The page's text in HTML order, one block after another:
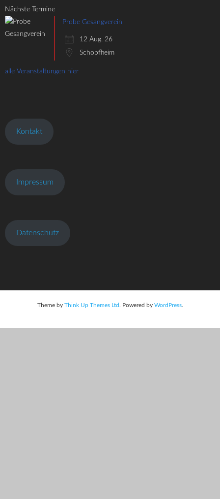
Nächste Termine
Probe Gesangverein
12 Aug. 26
Schopfheim
alle Veranstaltungen hier
Kontakt
Impressum
Datenschutz
Theme by Think Up Themes Ltd . Powered by WordPress.